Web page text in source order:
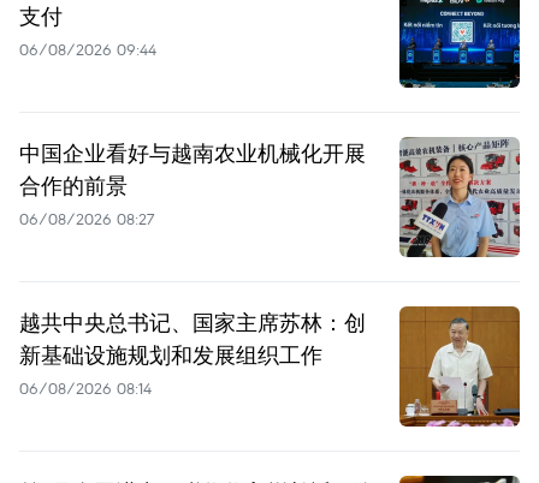
支付
06/08/2026 09:44
中国企业看好与越南农业机械化开展
合作的前景
06/08/2026 08:27
越共中央总书记、国家主席苏林：创
新基础设施规划和发展组织工作
06/08/2026 08:14